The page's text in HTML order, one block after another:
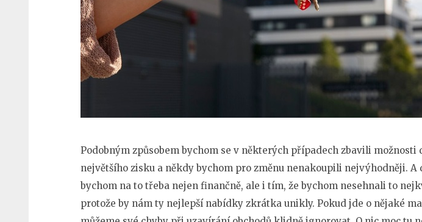
Podobným způsobem bychom se v některých případech zbavili možnosti
největšího zisku a někdy bychom pro změnu nenakoupili nejvýhodněji. A
bychom na to třeba nejen finančně, ale i tím, že bychom nesehnali to
protože by nám ty nejlepší nabídky zkrátka unikly. Pokud jde o nějaké